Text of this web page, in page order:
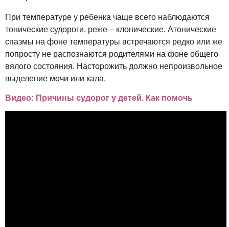
При температуре у ребенка чаще всего наблюдаются
тонические судороги, реже – клонические. Атонические
спазмы на фоне температуры встречаются редко или же
попросту не распознаются родителями на фоне общего
вялого состояния. Насторожить должно непроизвольное
выделение мочи или кала.
Видео: Причины судорог у детей. Как помочь